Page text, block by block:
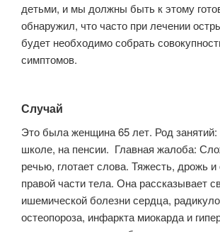
детьми, и мы должны быть к этому
обнаружил, что часто при лечении
будет необходимо собрать
симптомов.
Случай
Это была женщина 65 лет. Род
школе, на пенсии. Главная жалоба:
речью, глотает слова. Тяжесть, дрожь
правой части тела. Она рассказывает
ишемической болезни сердца,
остеопороза, инфаркта миокарда и